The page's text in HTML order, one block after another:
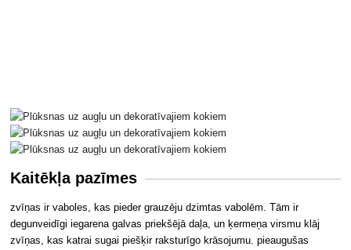
Kaitēkļa pazīmes
zvīņas ir vaboles, kas pieder grauzēju dzimtas vabolēm. Tām ir
degunveidīgi iegarena galvas priekšējā daļa, un ķermeņa virsmu klāj
zvīņas, kas katrai sugai piešķir raksturīgo krāsojumu. pieaugušas